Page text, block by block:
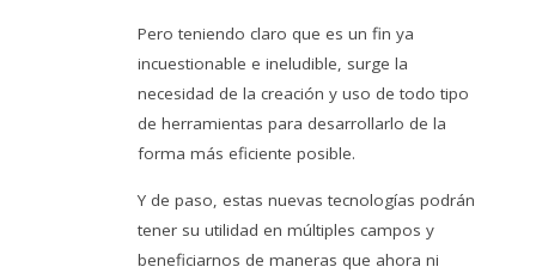
Pero teniendo claro que es un fin ya
incuestionable e ineludible, surge la
necesidad de la creación y uso de todo tipo
de herramientas para desarrollarlo de la
forma más eficiente posible.
Y de paso, estas nuevas tecnologías podrán
tener su utilidad en múltiples campos y
beneficiarnos de maneras que ahora ni